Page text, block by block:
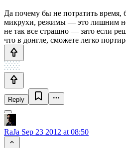
Да почему бы не потратить время,
микрухи, режимы — это лишним не
не так все страшно — зато если
что в донгле, сможете легко
Reply
RaJa Sep 23 2012 at 08:50